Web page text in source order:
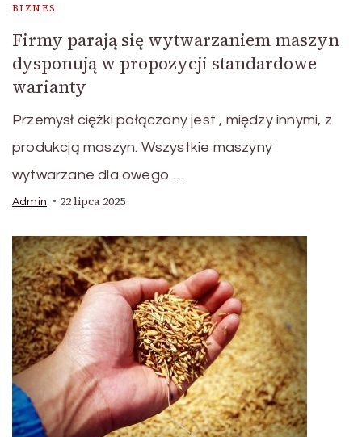
BIZNES
Firmy parają się wytwarzaniem maszyn
dysponują w propozycji standardowe
warianty
Przemysł ciężki połączony jest , między innymi, z
produkcją maszyn. Wszystkie maszyny
wytwarzane dla owego …
Admin 22 lipca 2025